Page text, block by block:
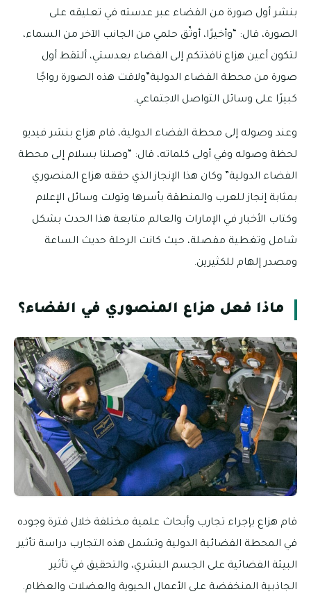
بنشر أول صورة من الفضاء عبر عدسته في تعليقه على
الصورة، قال: “وأخيرًا، أوثّق حلمي من الجانب الآخر من السماء،
لتكون أعين هزاع نافذتكم إلى الفضاء بعدستي، ألتقط أول
صورة من محطة الفضاء الدولية”ولاقت هذه الصورة رواجًا
كبيرًا على وسائل التواصل الاجتماعي.
وعند وصوله إلى محطة الفضاء الدولية، قام هزاع بنشر فيديو
لحظة وصوله وفي أولى كلماته، قال: “وصلنا بسلام إلى محطة
الفضاء الدولية” وكان هذا الإنجاز الذي حققه هزاع المنصوري
بمثابة إنجاز للعرب والمنطقة بأسرها وتولت وسائل الإعلام
وكتاب الأخبار في الإمارات والعالم متابعة هذا الحدث بشكل
شامل وتغطية مفصلة، حيث كانت الرحلة حديث الساعة
ومصدر إلهام للكثيرين.
ماذا فعل هزاع المنصوري في الفضاء؟
قام هزاع بإجراء تجارب وأبحاث علمية مختلفة خلال فترة وجوده
في المحطة الفضائية الدولية وتشمل هذه التجارب دراسة تأثير
البيئة الفضائية على الجسم البشري، والتحقيق في تأثير
الجاذبية المنخفضة على الأعمال الحيوية والعضلات والعظام.